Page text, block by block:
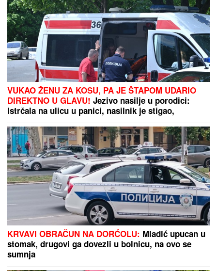
VUKAO ŽENU ZA KOSU, PA JE ŠTAPOM UDARIO
DIREKTNO U GLAVU! Jezivo nasilje u porodici:
Istrčala na ulicu u panici, nasilnik je stigao,
KRVAVI OBRAČUN NA DORĆOLU: Mladić upucan u
stomak, drugovi ga dovezli u bolnicu, na ovo se
sumnja